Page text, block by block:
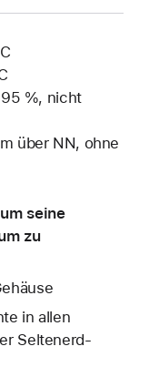
%, nicht
über NN, ohne
seine
zu
in allen
Seltenerd­